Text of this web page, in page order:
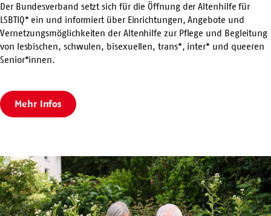
Der Bundesverband setzt sich für die Öffnung der Altenhilfe für
LSBTIQ* ein und informiert über Einrichtungen, Angebote und
Vernetzungsmöglichkeiten der Altenhilfe zur Pflege und Begleitung
von lesbischen, schwulen, bisexuellen, trans*, inter* und queeren
Senior*innen.
Mehr Infos